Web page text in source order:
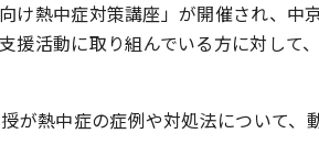
熱中症対策講座」が開催され、中
活動に取り組んでいる方に対して
が熱中症の症例や対処法について、